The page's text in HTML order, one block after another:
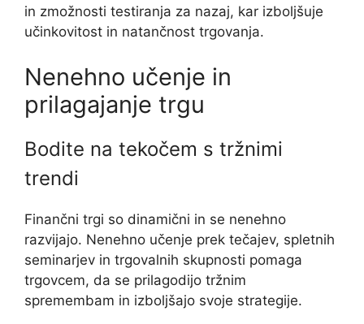
in zmožnosti testiranja za nazaj, kar izboljšuje
učinkovitost in natančnost trgovanja.
Nenehno učenje in
prilagajanje trgu
Bodite na tekočem s tržnimi
trendi
Finančni trgi so dinamični in se nenehno
razvijajo. Nenehno učenje prek tečajev, spletnih
seminarjev in trgovalnih skupnosti pomaga
trgovcem, da se prilagodijo tržnim
spremembam in izboljšajo svoje strategije.